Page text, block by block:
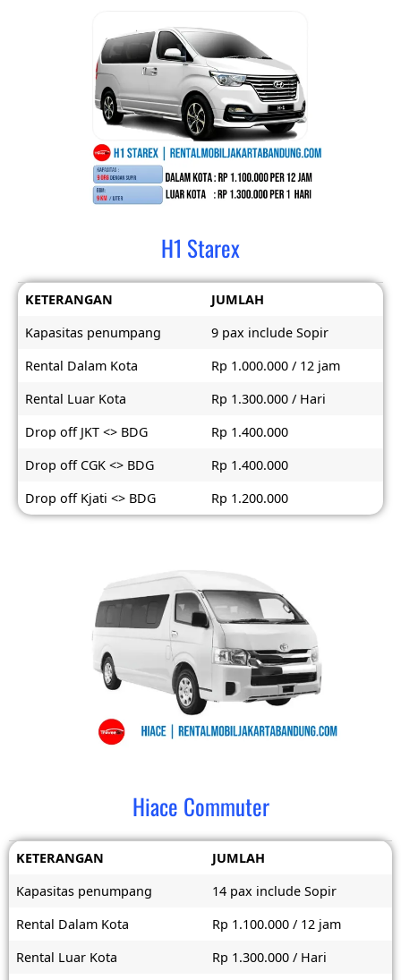
H1 Starex
KETERANGAN
JUMLAH
Kapasitas penumpang
9 pax include Sopir
Rental Dalam Kota
Rp 1.000.000 / 12 jam
Rental Luar Kota
Rp 1.300.000 / Hari
Drop off JKT <> BDG
Rp 1.400.000
Drop off CGK <> BDG
Rp 1.400.000
Drop off Kjati <> BDG
Rp 1.200.000
Hiace Commuter
KETERANGAN
JUMLAH
Kapasitas penumpang
14 pax include Sopir
Rental Dalam Kota
Rp 1.100.000 / 12 jam
Rental Luar Kota
Rp 1.300.000 / Hari